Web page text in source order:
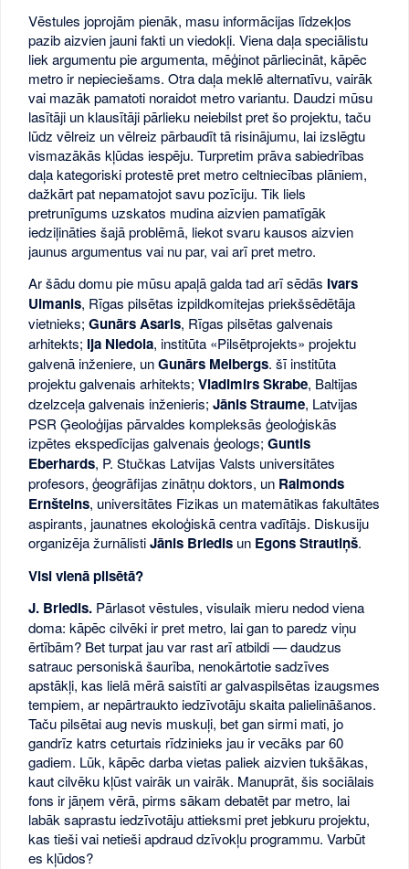
Vēstules joprojām pienāk, masu informācijas līdzekļos
pazib aizvien jauni fakti un viedokļi. Viena daļa speciālistu
liek argumentu pie argumenta, mēģinot pārliecināt, kāpēc
metro ir nepieciešams. Otra daļa meklē alternatīvu, vairāk
vai mazāk pamatoti noraidot metro variantu. Daudzi mūsu
lasītāji un klausītāji pārlieku neiebilst pret šo projektu, taču
lūdz vēlreiz un vēlreiz pārbaudīt tā risinājumu, lai izslēgtu
vismazākās kļūdas iespēju. Turpretim prāva sabiedrības
daļa kategoriski protestē pret metro celtniecības plāniem,
dažkārt pat nepamatojot savu pozīciju. Tik liels
pretrunīgums uzskatos mudina aizvien pamatīgāk
iedziļināties šajā problēmā, liekot svaru kausos aizvien
jaunus argumentus vai nu par, vai arī pret metro.
Ar šādu domu pie mūsu apaļā galda tad arī sēdās Ivars
Ulmanis, Rīgas pilsētas izpildkomitejas priekšsēdētāja
vietnieks;Gunārs Asaris, Rīgas pilsētas galvenais
arhitekts; Ija Niedola, institūta «Pilsētprojekts» projektu
galvenā inženiere, unGunārs Melbergs. šī institūta
projektu galvenais arhitekts;Vladimirs Skrabe, Baltijas
dzelzceļa galvenais inženieris;Jānis Straume, Latvijas
PSR Ģeoloģijas pārvaldes kompleksās ģeoloģiskās
izpētes ekspedīcijas galvenais ģeologs;Guntis
Eberhards, P. Stučkas Latvijas Valsts universitātes
profesors, ģeogrāfijas zinātņu doktors, un Raimonds
Ernšteins, universitātes Fizikas un matemātikas fakultātes
aspirants, jaunatnes ekoloģiskā centra vadītājs. Diskusiju
organizēja žurnālistiJānis Briedis un Egons Strautiņš.
Visi vienā pilsētā?
J. Briedis. Pārlasot vēstules, visulaik mieru nedod viena
doma: kāpēc cilvēki ir pret metro, lai gan to paredz viņu
ērtībām? Bet turpat jau var rast arī atbildi — daudzus
satrauc personiskā šaurība, nenokārtotie sadzīves
apstākļi, kas lielā mērā saistīti ar galvaspilsētas izaugsmes
tempiem, ar nepārtraukto iedzīvotāju skaita palielināšanos.
Taču pilsētai aug nevis muskuļi, bet gan sirmi mati, jo
gandrīz katrs ceturtais rīdzinieks jau ir vecāks par 60
gadiem. Lūk, kāpēc darba vietas paliek aizvien tukšākas,
kaut cilvēku kļūst vairāk un vairāk. Manuprāt, šis sociālais
fons ir jāņem vērā, pirms sākam debatēt par metro, lai
labāk saprastu iedzīvotāju attieksmi pret jebkuru projektu,
kas tieši vai netieši apdraud dzīvokļu programmu. Varbūt
es kļūdos?